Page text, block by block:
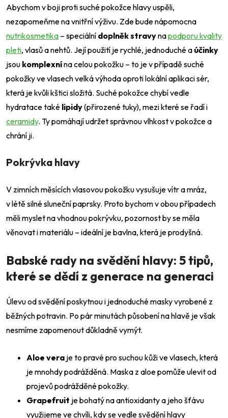
Abychom v boji proti suché pokožce hlavy uspěli,
nezapomeňme na vnitřní výživu. Zde bude nápomocna
nutrikosmetika – speciální doplněk stravynapodporu kvality
pleti, vlasů a nehtů. Její použití je rychlé, jednoduché a účinky
jsou komplexnína celou pokožku – to je v případě suché
pokožky ve vlasech velká výhoda oproti lokální aplikaci sér,
která je kvůli kštici složitá. Suché pokožce chybí vedle
hydratace také lipidy(přirozené tuky), mezi které se řadí i
ceramidy. Ty pomáhají udržet správnou vlhkost v pokožce a
chrání ji.
Pokrývka hlavy
V zimních měsících vlasovou pokožku vysušuje vítr a mráz,
v létě silné sluneční paprsky. Proto bychom v obou případech
měli myslet na vhodnou pokrývku, pozornost by se měla
věnovat i materiálu – ideální je bavlna, která je prodyšná.
Babské rady na svědění hlavy: 5 tipů,
které se dědí z generace na generaci
Úlevu od svědění poskytnou i jednoduché masky vyrobené z
běžných potravin. Po pár minutách působení na hlavě je však
nesmíme zapomenout důkladně vymýt.
Aloe vera je to pravé pro suchou kůži ve vlasech, která
je mnohdy podrážděná. Maska z aloe pomůže ulevit od
projevů podrážděné pokožky.
Grapefruit je bohatý na antioxidanty a jeho šťávu
využijeme ve chvíli, kdy se vedle svědění hlavy
Odeslat